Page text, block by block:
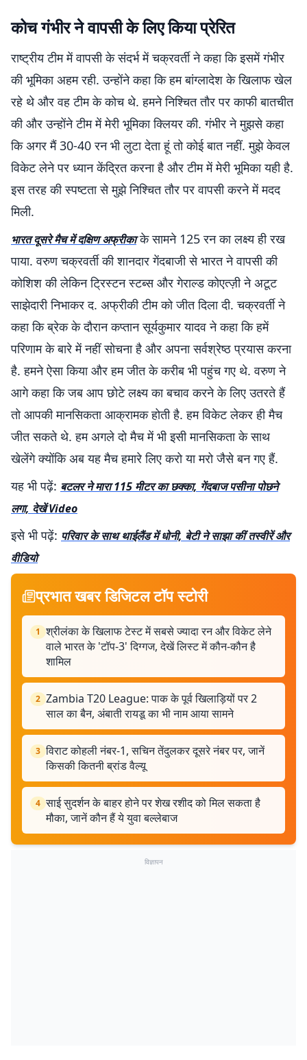
कोच गंभीर ने वापसी के लिए किया प्रेरित
राष्ट्रीय टीम में वापसी के संदर्भ में चक्रवर्ती ने कहा कि इसमें गंभीर
की भूमिका अहम रही. उन्होंने कहा कि हम बांग्लादेश के खिलाफ खेल
रहे थे और वह टीम के कोच थे. हमने निश्चित तौर पर काफी बातचीत
की और उन्होंने टीम में मेरी भूमिका क्लियर की. गंभीर ने मुझसे कहा
कि अगर मैं 30-40 रन भी लुटा देता हूं तो कोई बात नहीं. मुझे केवल
विकेट लेने पर ध्यान केंद्रित करना है और टीम में मेरी भूमिका यही है.
इस तरह की स्पष्टता से मुझे निश्चित तौर पर वापसी करने में मदद
मिली.
भारत दूसरे मैच में दक्षिण अफ्रीकाके सामने 125 रन का लक्ष्य ही रख
पाया. वरुण चक्रवर्ती की शानदार गेंदबाजी से भारत ने वापसी की
कोशिश की लेकिन ट्रिस्टन स्टब्स और गेराल्ड कोएत्ज़ी ने अटूट
साझेदारी निभाकर द. अफ्रीकी टीम को जीत दिला दी. चक्रवर्ती ने
कहा कि ब्रेक के दौरान कप्तान सूर्यकुमार यादव ने कहा कि हमें
परिणाम के बारे में नहीं सोचना है और अपना सर्वश्रेष्ठ प्रयास करना
है. हमने ऐसा किया और हम जीत के करीब भी पहुंच गए थे. वरुण ने
आगे कहा कि जब आप छोटे लक्ष्य का बचाव करने के लिए उतरते हैं
तो आपकी मानसिकता आक्रामक होती है. हम विकेट लेकर ही मैच
जीत सकते थे. हम अगले दो मैच में भी इसी मानसिकता के साथ
खेलेंगे क्योंकि अब यह मैच हमारे लिए करो या मरो जैसे बन गए हैं.
यह भी पढ़ें: बटलर ने मारा 115 मीटर का छक्का, गेंदबाज पसीना पोछने
लगा, देखें Video
इसे भी पढ़ें: परिवार के साथ थाईलैंड में धोनी, बेटी ने साझा कीं तस्वीरें और
वीडियो
प्रभात खबर डिजिटल टॉप स्टोरी
1 श्रीलंका के खिलाफ टेस्ट में सबसे ज्यादा रन और विकेट लेने
वाले भारत के 'टॉप-3' दिग्गज, देखें लिस्ट में कौन-कौन है
शामिल
2 Zambia T20 League: पाक के पूर्व खिलाड़ियों पर 2
साल का बैन, अंबाती रायडू का भी नाम आया सामने
3 विराट कोहली नंबर-1, सचिन तेंदुलकर दूसरे नंबर पर, जानें
किसकी कितनी ब्रांड वैल्यू
4 साई सुदर्शन के बाहर होने पर शेख रशीद को मिल सकता है
मौका, जानें कौन हैं ये युवा बल्लेबाज
विज्ञापन